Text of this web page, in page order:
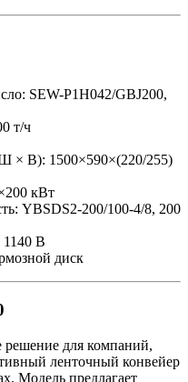
SEW-P1H042/GBJ200,
т/ч
× В): 1500×590×(220/255)
кВт
YBSDS2-200/100-4/8, 200
В
диск
решение для компаний,
ленточный конвейер
Модель предлагает